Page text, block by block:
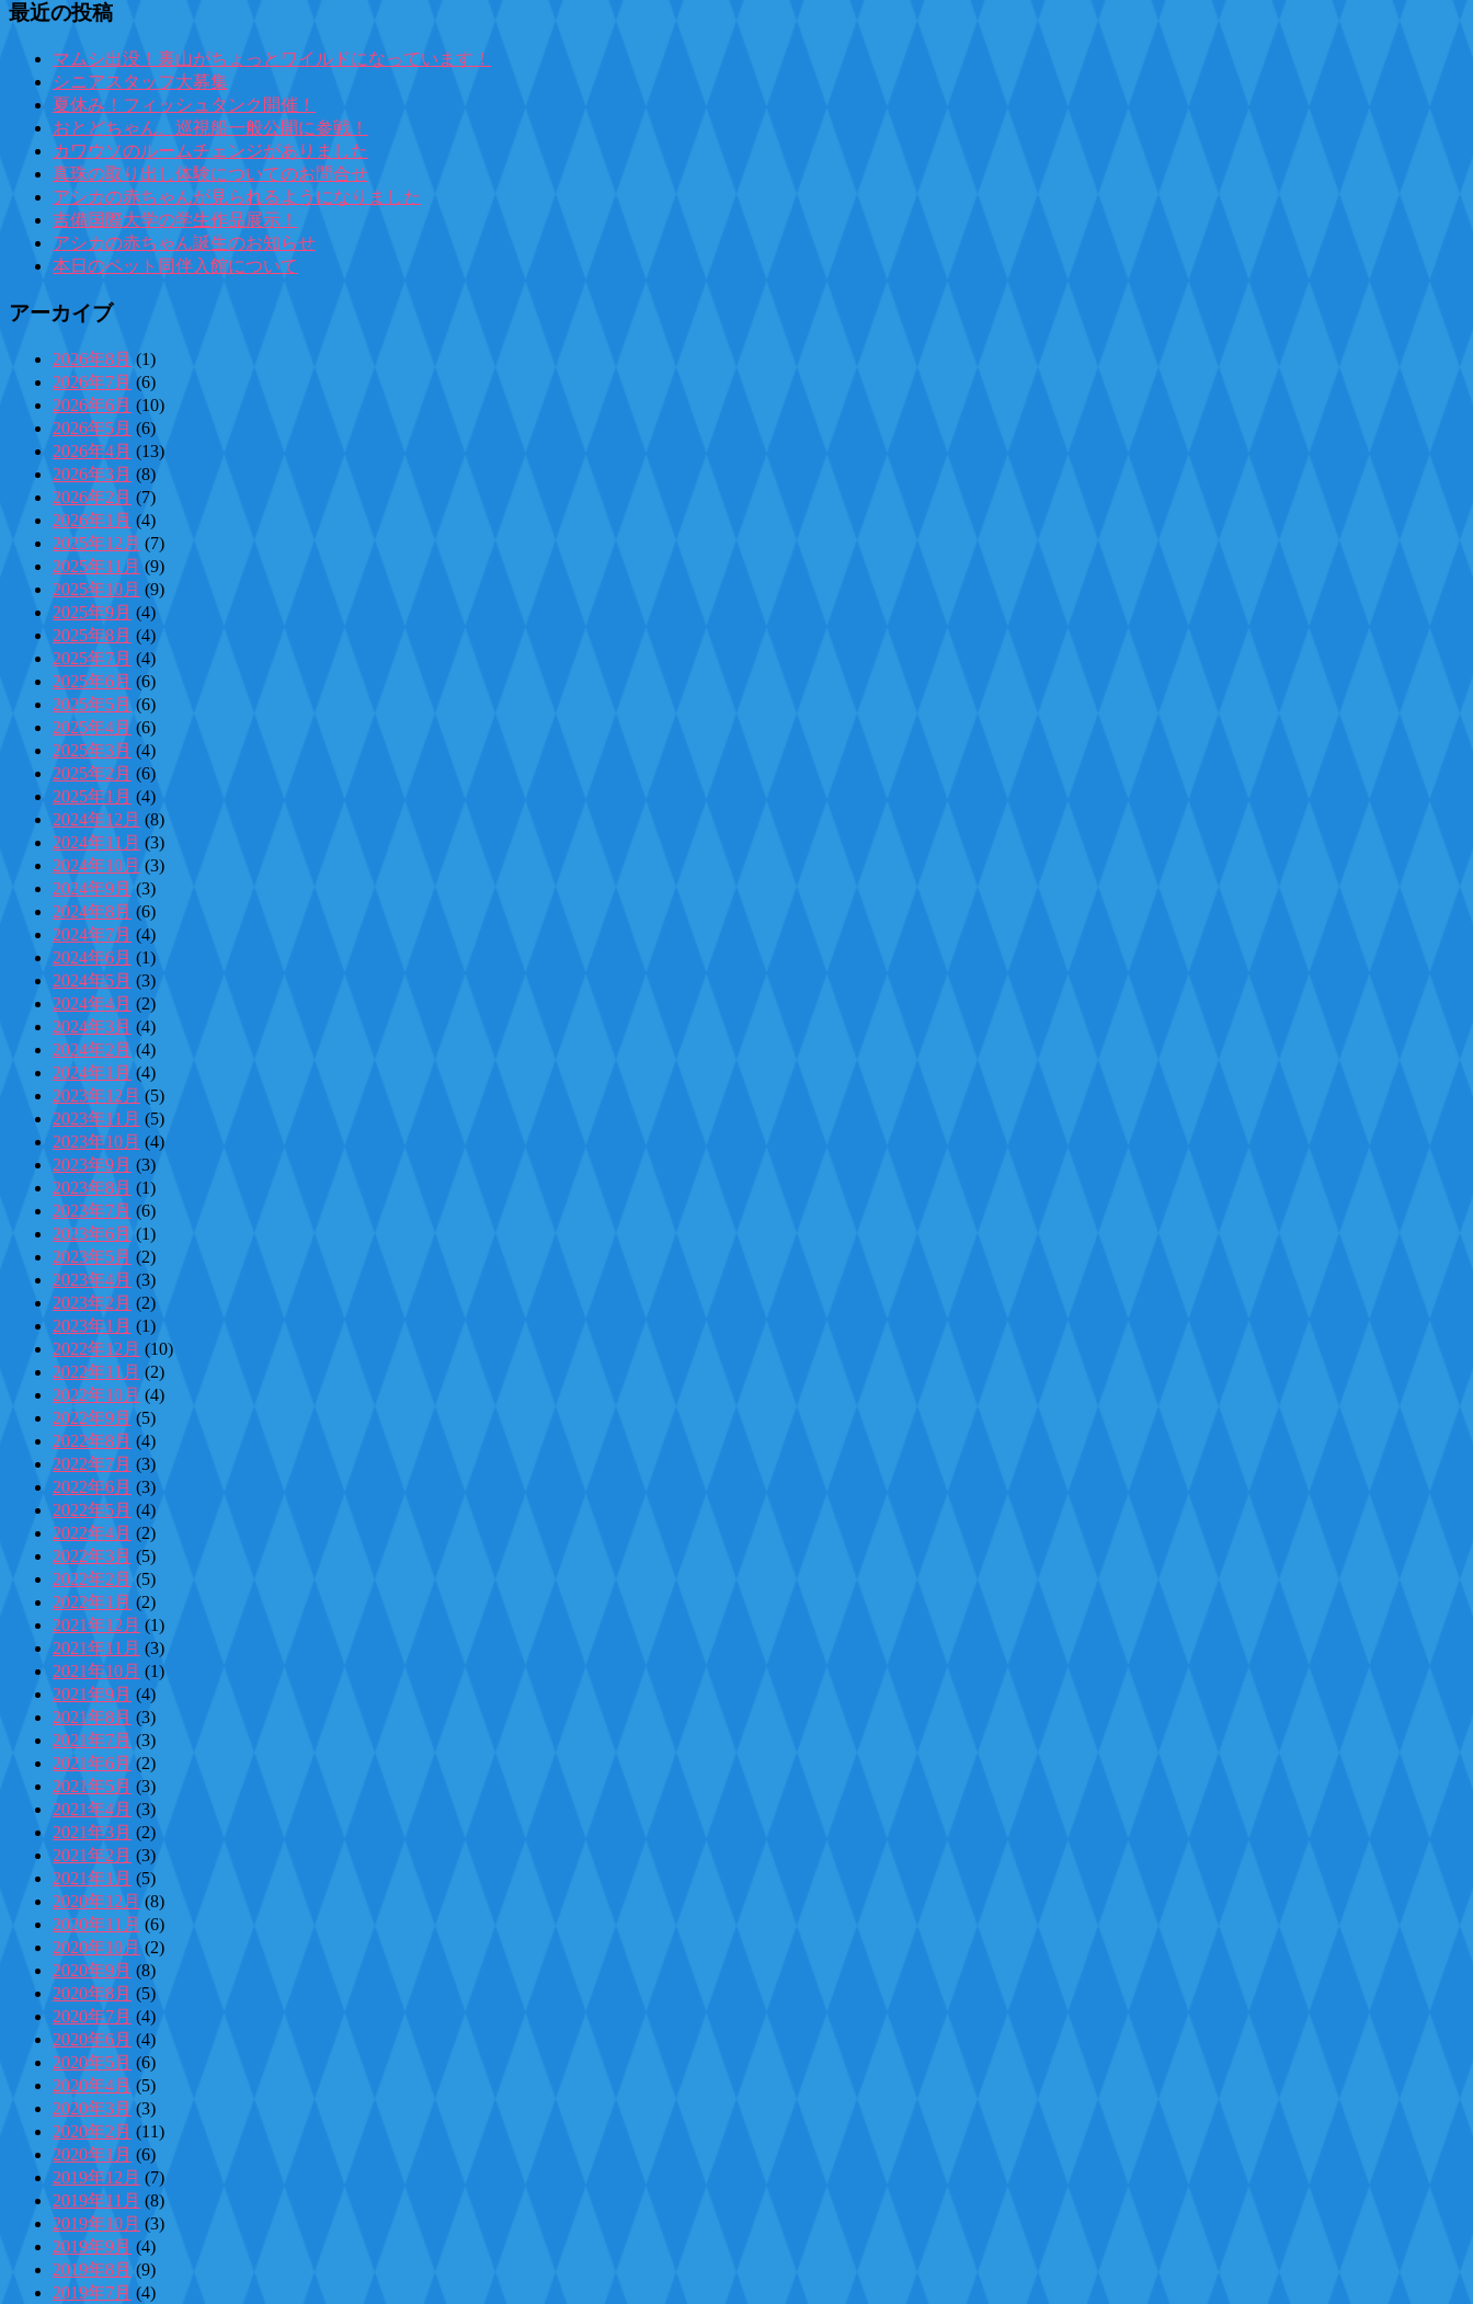
最近の投稿
マムシ出没！裏山がちょっとワイルドになっています！
シニアスタッフ大募集
夏休み！フィッシュタンク開催！
おとどちゃん、巡視船一般公開に参戦！
カワウソのルームチェンジがありました
真珠の取り出し体験についてのお問合せ
アシカの赤ちゃんが見られるようになりました
吉備国際大学の学生作品展示！
アシカの赤ちゃん誕生のお知らせ
本日のペット同伴入館について
アーカイブ
2026年8月 (1)
2026年7月 (6)
2026年6月 (10)
2026年5月 (6)
2026年4月 (13)
2026年3月 (8)
2026年2月 (7)
2026年1月 (4)
2025年12月 (7)
2025年11月 (9)
2025年10月 (9)
2025年9月 (4)
2025年8月 (4)
2025年7月 (4)
2025年6月 (6)
2025年5月 (6)
2025年4月 (6)
2025年3月 (4)
2025年2月 (6)
2025年1月 (4)
2024年12月 (8)
2024年11月 (3)
2024年10月 (3)
2024年9月 (3)
2024年8月 (6)
2024年7月 (4)
2024年6月 (1)
2024年5月 (3)
2024年4月 (2)
2024年3月 (4)
2024年2月 (4)
2024年1月 (4)
2023年12月 (5)
2023年11月 (5)
2023年10月 (4)
2023年9月 (3)
2023年8月 (1)
2023年7月 (6)
2023年6月 (1)
2023年5月 (2)
2023年4月 (3)
2023年2月 (2)
2023年1月 (1)
2022年12月 (10)
2022年11月 (2)
2022年10月 (4)
2022年9月 (5)
2022年8月 (4)
2022年7月 (3)
2022年6月 (3)
2022年5月 (4)
2022年4月 (2)
2022年3月 (5)
2022年2月 (5)
2022年1月 (2)
2021年12月 (1)
2021年11月 (3)
2021年10月 (1)
2021年9月 (4)
2021年8月 (3)
2021年7月 (3)
2021年6月 (2)
2021年5月 (3)
2021年4月 (3)
2021年3月 (2)
2021年2月 (3)
2021年1月 (5)
2020年12月 (8)
2020年11月 (6)
2020年10月 (2)
2020年9月 (8)
2020年8月 (5)
2020年7月 (4)
2020年6月 (4)
2020年5月 (6)
2020年4月 (5)
2020年3月 (3)
2020年2月 (11)
2020年1月 (6)
2019年12月 (7)
2019年11月 (8)
2019年10月 (3)
2019年9月 (4)
2019年8月 (9)
2019年7月 (4)